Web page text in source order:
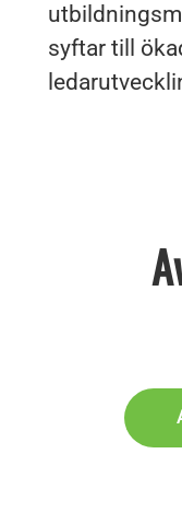
syftar till
Tjänster